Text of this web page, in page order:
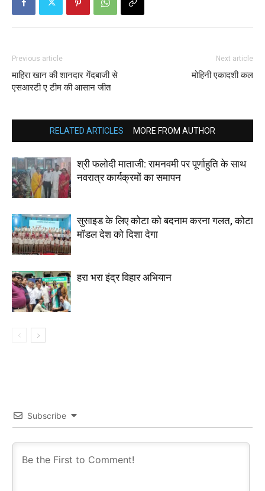
Previous article
माहिरा खान की शानदार गेंदबाजी से
एसआरटी ए टीम की आसान जीत
Next article
मोहिनी एकादशी कल
RELATED ARTICLES MORE FROM AUTHOR
श्री फलोदी माताजी: रामनवमी पर पूर्णाहुति के साथ
नवरात्र कार्यक्रमों का समापन
सुसाइड के लिए कोटा को बदनाम करना गलत, कोटा
मॉडल देश को दिशा देगा
हरा भरा इंद्र विहार अभियान
Subscribe